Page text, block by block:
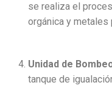
se realiza el
orgánica y
Unidad de
tanque de